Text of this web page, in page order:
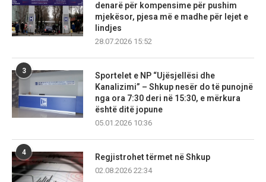
denarë për kompensime për pushim
mjekësor, pjesa më e madhe për lejet e
lindjes
28.07.2026 15:52
3
Sportelet e NP “Ujësjellësi dhe
Kanalizimi” – Shkup nesër do të punojnë
nga ora 7:30 deri në 15:30, e mërkura
është ditë jopune
05.01.2026 10:36
4
Regjistrohet tërmet në Shkup
02.08.2026 22:34